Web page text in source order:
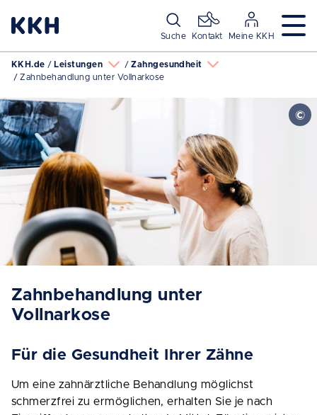
Suche Kontakt Meine KKH
KKH.de Leistungen
Zahngesundheit
Zahnbehandlung unter Vollnarkose
Zahnbehandlung unter
Vollnarkose
Für die Gesundheit Ihrer Zähne
Um eine zahnärztliche Behandlung möglichst
schmerzfrei zu ermöglichen, erhalten Sie je nach